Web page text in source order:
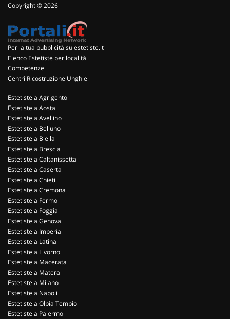
Copyright © 2026
Per la tua pubblicità su estetiste.it
Elenco Estetiste per località
Competenze
Centri Ricostruzione Unghie
Estetiste a Agrigento
Estetiste a Aosta
Estetiste a Avellino
Estetiste a Belluno
Estetiste a Biella
Estetiste a Brescia
Estetiste a Caltanissetta
Estetiste a Caserta
Estetiste a Chieti
Estetiste a Cremona
Estetiste a Fermo
Estetiste a Foggia
Estetiste a Genova
Estetiste a Imperia
Estetiste a Latina
Estetiste a Livorno
Estetiste a Macerata
Estetiste a Matera
Estetiste a Milano
Estetiste a Napoli
Estetiste a Olbia Tempio
Estetiste a Palermo